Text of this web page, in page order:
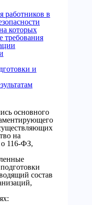
работников в
которых
требования
и
основного
на
116-ФЗ,
состав